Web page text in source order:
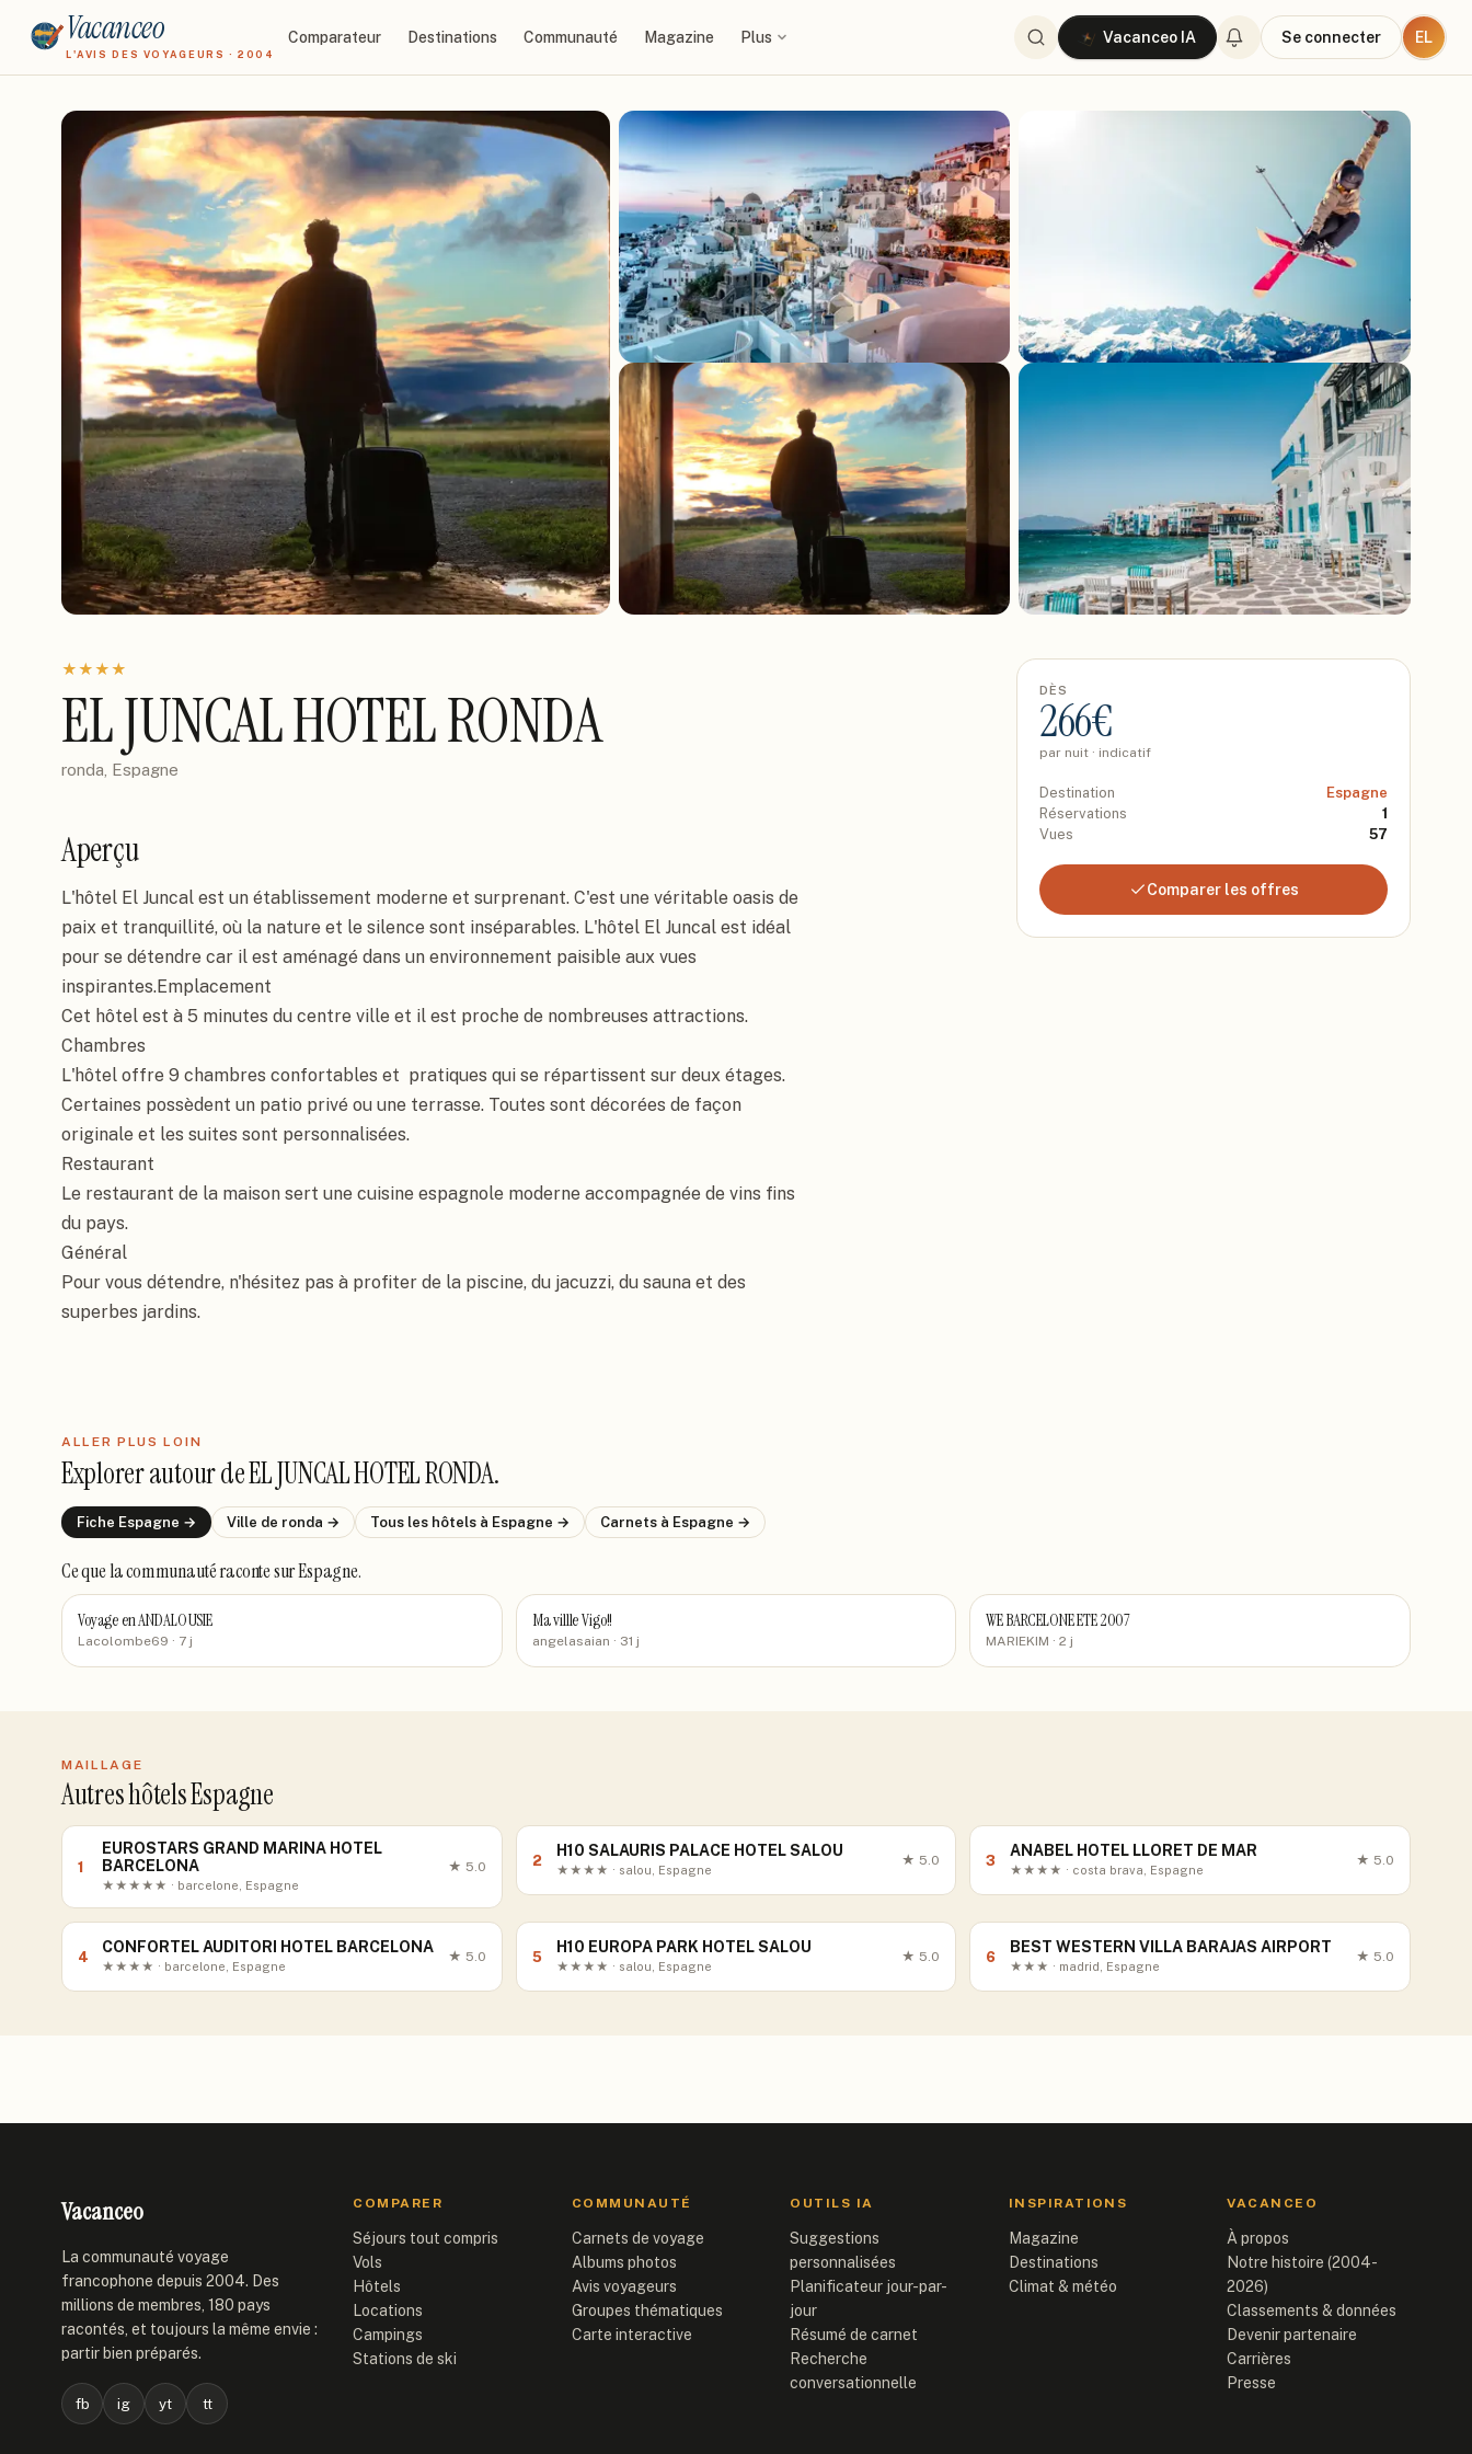
Vacanceo
L'AVIS DES VOYAGEURS · 2004
Comparateur Destinations Communauté Magazine Plus Vacanceo IA Se connecter EL
★★★★
EL JUNCAL HOTEL RONDA
ronda, Espagne
Aperçu
L'hôtel El Juncal est un établissement moderne et surprenant. C'est une véritable oasis de
paix et tranquillité, où la nature et le silence sont inséparables. L'hôtel El Juncal est idéal
pour se détendre car il est aménagé dans un environnement paisible aux vues
inspirantes.Emplacement
Cet hôtel est à 5 minutes du centre ville et il est proche de nombreuses attractions.
Chambres
L'hôtel offre 9 chambres confortables et  pratiques qui se répartissent sur deux étages.
Certaines possèdent un patio privé ou une terrasse. Toutes sont décorées de façon
originale et les suites sont personnalisées.
Restaurant
Le restaurant de la maison sert une cuisine espagnole moderne accompagnée de vins fins
du pays.
Général
Pour vous détendre, n'hésitez pas à profiter de la piscine, du jacuzzi, du sauna et des
superbes jardins.
DÈS
266€
par nuit · indicatif
Destination
Espagne
Réservations
1
Vues
57
Comparer les offres
ALLER PLUS LOIN
Explorer autour deEL JUNCAL HOTEL RONDA.
Fiche Espagne → Ville de ronda → Tous les hôtels à Espagne → Carnets à Espagne →
Ce que la communauté racontesur Espagne.
Voyage en ANDALOUSIE
Lacolombe69 · 7 j
Ma villle Vigo!!
angelasaian · 31 j
WE BARCELONE ETE 2007
MARIEKIM · 2 j
MAILLAGE
Autres hôtels Espagne
1
EUROSTARS GRAND MARINA HOTEL
BARCELONA
★★★★★ · barcelone, Espagne
★ 5.0 2
H10 SALAURIS PALACE HOTEL SALOU
★★★★ · salou, Espagne
★ 5.0 3
ANABEL HOTEL LLORET DE MAR
★★★★ · costa brava, Espagne
★ 5.0
4
CONFORTEL AUDITORI HOTEL BARCELONA
★★★★ · barcelone, Espagne
★ 5.0 5
H10 EUROPA PARK HOTEL SALOU
★★★★ · salou, Espagne
★ 5.0 6
BEST WESTERN VILLA BARAJAS AIRPORT
★★★ · madrid, Espagne
★ 5.0
Vacanceo
La communauté voyage
francophone depuis 2004. Des
millions de membres, 180 pays
racontés, et toujours la même envie :
partir bien préparés.
fb ig yt tt
COMPARER
Séjours tout compris
Vols
Hôtels
Locations
Campings
Stations de ski
COMMUNAUTÉ
Carnets de voyage
Albums photos
Avis voyageurs
Groupes thématiques
Carte interactive
OUTILS IA
Suggestions
personnalisées
Planificateur jour-par-
jour
Résumé de carnet
Recherche
conversationnelle
INSPIRATIONS
Magazine
Destinations
Climat & météo
VACANCEO
À propos
Notre histoire (2004-
2026)
Classements & données
Devenir partenaire
Carrières
Presse